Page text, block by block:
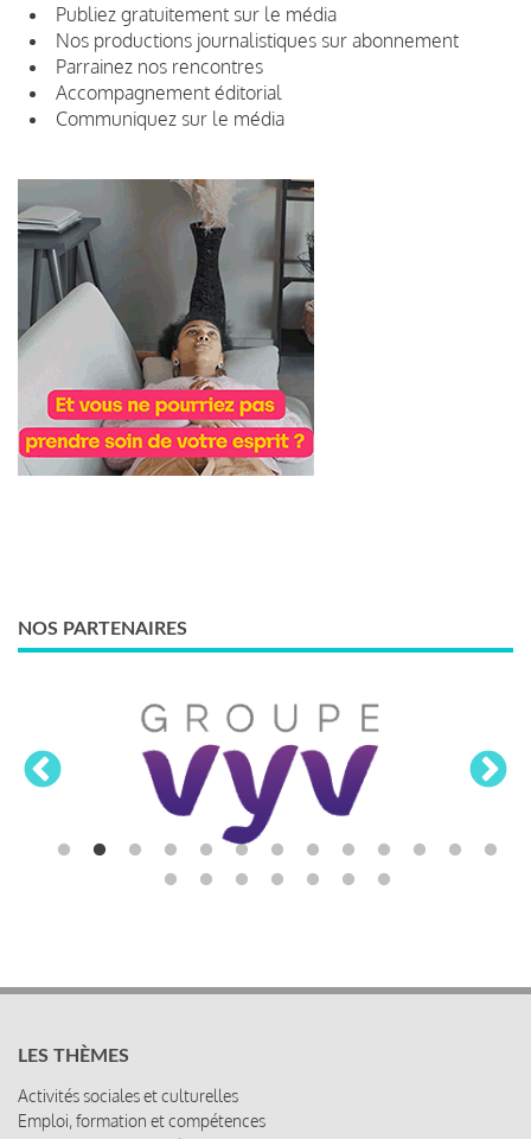
Publiez gratuitement sur le média
Nos productions journalistiques sur abonnement
Parrainez nos rencontres
Accompagnement éditorial
Communiquez sur le média
NOS PARTENAIRES
LES THÈMES
Activités sociales et culturelles
Emploi, formation et compétences